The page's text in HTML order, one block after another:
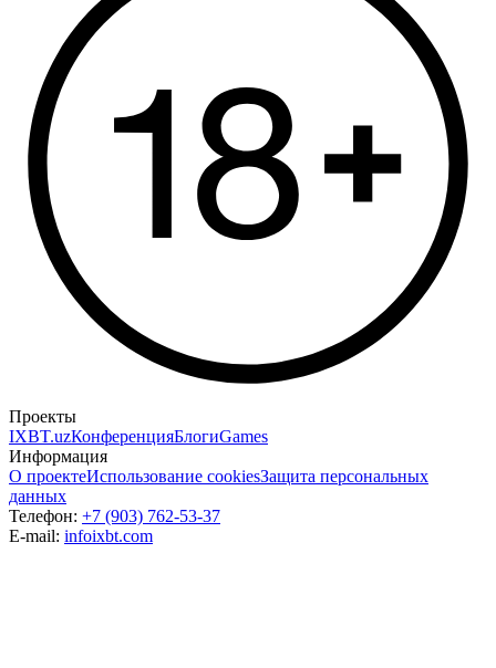
Проекты
IXBT.uzКонференцияБлогиGames
Информация
О проектеИспользование cookiesЗащита персональных
данных
Телефон: +7 (903) 762-53-37
E-mail: infoixbt.com